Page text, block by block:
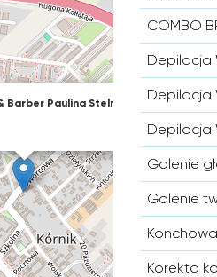
Barber Paulina Stelmaszyk
×
COMBO
Depilacja
Depilacja
Depilacja
Golenie
Golenie
Korekta